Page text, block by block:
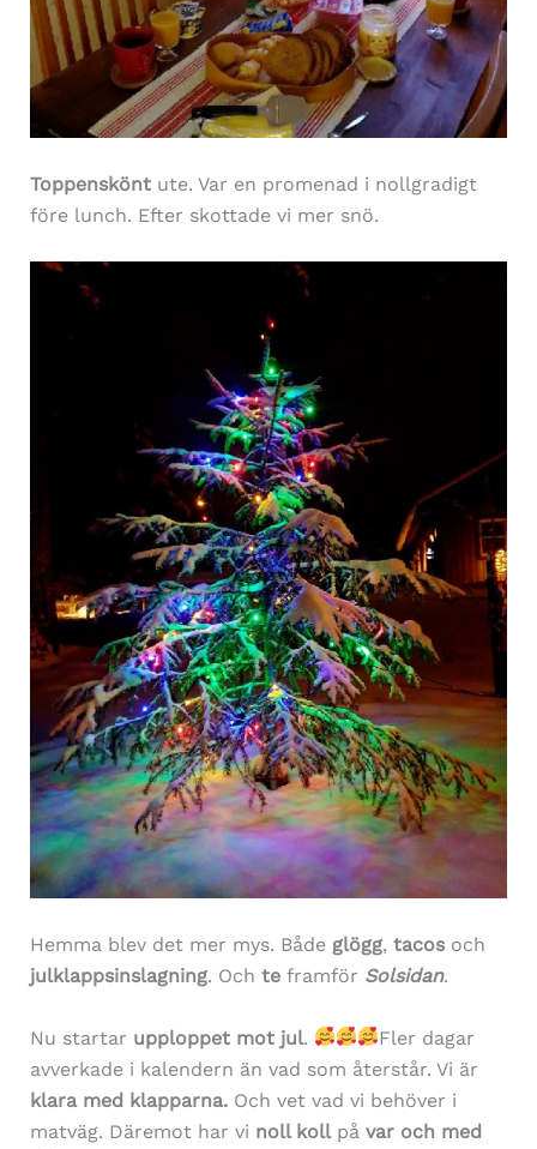
Toppensköntute. Var en promenad i nollgradigt
före lunch. Efter skottade vi mer snö.
Hemma blev det mer mys. Både glögg, tacosoch
julklappsinslagning. Och teframför Solsidan.
Nu startar upploppet mot jul.
Fler dagar
avverkade i kalendern än vad som återstår. Vi är
klara med klapparna.Och vet vad vi behöver i
matväg. Däremot har vi noll kollpå var och med